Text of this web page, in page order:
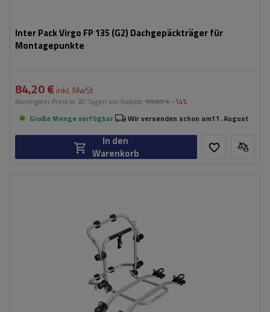
Inter Pack Virgo FP 135 (G2) Dachgepäckträger für
Montagepunkte
84,20 € inkl. MwSt
Niedrigster Preis in 30 Tagen vor Rabatt: 99,00 € -14%
Große Menge verfügbar
Wir versenden schon am11. August
In den
Warenkorb
45 kg
kompatibel mit Elektrofahrrädern
Aluminiumkonstruktion